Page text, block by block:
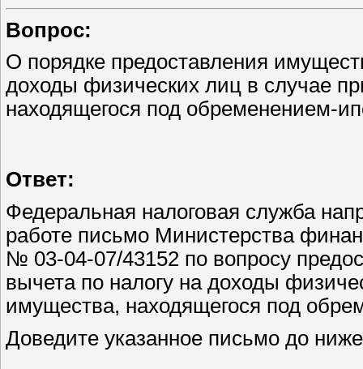
Вопрос:
О порядке предоставления
доходы физических лиц в случае
находящегося под обременением-
Ответ:
Федеральная налоговая служба
работе письмо Министерства
№ 03-04-07/43152 по вопросу
вычета по налогу на доходы
имущества, находящегося под
Доведите указанное письмо до